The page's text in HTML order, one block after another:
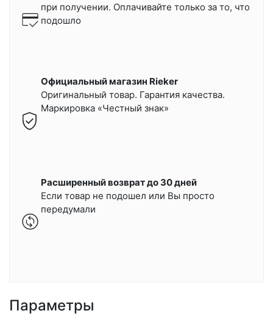
при получении. Оплачивайте только за то, что
подошло
Официальный магазин Rieker
Оригинальный товар. Гарантия качества.
Маркировка «Честный знак»
Расширенный возврат до 30 дней
Если товар не подошел или Вы просто
передумали
Параметры